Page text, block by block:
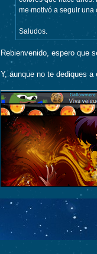
me motivó a seguir
Saludos.
Rebienvenido, espero que
Y, aunque no te dediques